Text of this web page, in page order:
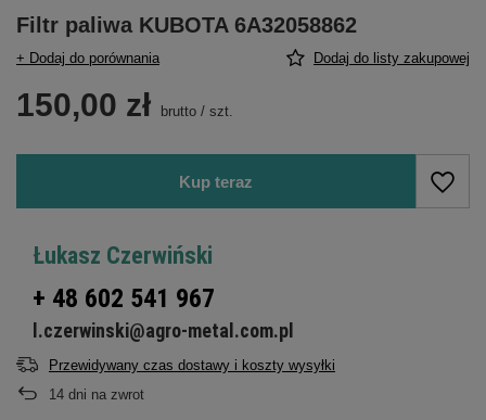
Filtr paliwa KUBOTA 6A32058862
+ Dodaj do porównania Dodaj do listy zakupowej
150,00 zł brutto / szt.
Kup teraz
Łukasz Czerwiński
+ 48 602 541 967
l.czerwinski@agro-metal.com.pl
Przewidywany czas dostawy i koszty wysyłki
14 dni na zwrot